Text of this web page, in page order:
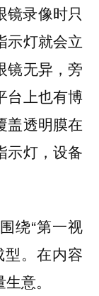
镜录像时只
示灯就会立
镜无异，旁
台上也有博
盖透明膜在
示灯，设备
绕“第一视
型。在内容
意。